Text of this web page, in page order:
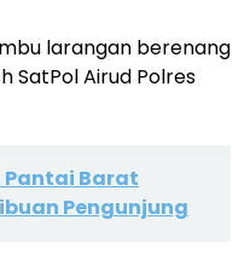
larangan berenang
SatPol Airud Polres
Pantai Barat
Pengunjung